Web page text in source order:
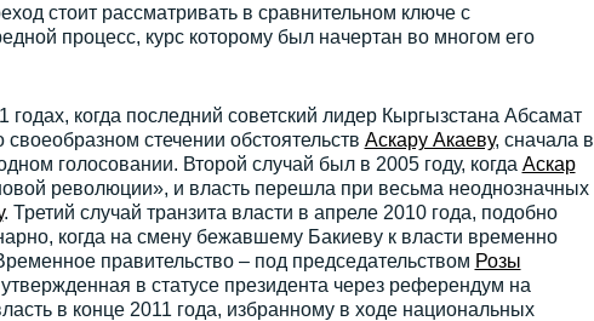
стоит рассматривать в сравнительном ключе с
процесс, курс которому был начертан во многом его
когда последний советский лидер Кыргызстана Абсамат
стечении обстоятельств Аскару Акаеву, сначала в
голосовании. Второй случай был в 2005 году, когда Аскар
революции», и власть перешла при весьма неоднозначных
. Третий случай транзита власти в апреле 2010 года, подобно
когда на смену бежавшему Бакиеву к власти временно
правительство – под председательством Розы
в статусе президента через референдум на
в конце 2011 года, избранному в ходе национальных